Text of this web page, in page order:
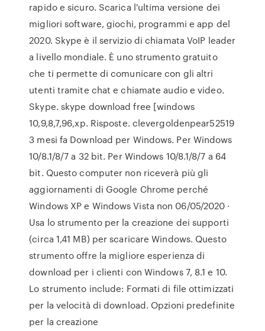
rapido e sicuro. Scarica l'ultima versione dei
migliori software, giochi, programmi e app del
2020. Skype è il servizio di chiamata VoIP leader
a livello mondiale. È uno strumento gratuito
che ti permette di comunicare con gli altri
utenti tramite chat e chiamate audio e video.
Skype. skype download free [windows
10,9,8,7,96,xp. Risposte. clevergoldenpear52519
3 mesi fa Download per Windows. Per Windows
10/8.1/8/7 a 32 bit. Per Windows 10/8.1/8/7 a 64
bit. Questo computer non riceverà più gli
aggiornamenti di Google Chrome perché
Windows XP e Windows Vista non 06/05/2020 ·
Usa lo strumento per la creazione dei supporti
(circa 1,41 MB) per scaricare Windows. Questo
strumento offre la migliore esperienza di
download per i clienti con Windows 7, 8.1 e 10.
Lo strumento include: Formati di file ottimizzati
per la velocità di download. Opzioni predefinite
per la creazione